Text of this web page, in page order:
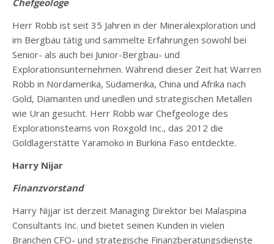
Chefgeologe
Herr Robb ist seit 35 Jahren in der Mineralexploration und
im Bergbau tätig und sammelte Erfahrungen sowohl bei
Senior- als auch bei Junior-Bergbau- und
Explorationsunternehmen. Während dieser Zeit hat Warren
Robb in Nordamerika, Südamerika, China und Afrika nach
Gold, Diamanten und unedlen und strategischen Metallen
wie Uran gesucht. Herr Robb war Chefgeologe des
Explorationsteams von Roxgold Inc., das 2012 die
Goldlagerstätte Yaramoko in Burkina Faso entdeckte.
Harry Nijar
Finanzvorstand
Harry Nijjar ist derzeit Managing Direktor bei Malaspina
Consultants Inc. und bietet seinen Kunden in vielen
Branchen CFO- und strategische Finanzberatungsdienste